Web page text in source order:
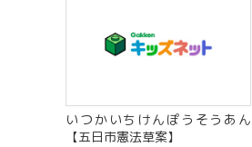
いつかいちけんぽうそうあん
【五日市憲法草案】